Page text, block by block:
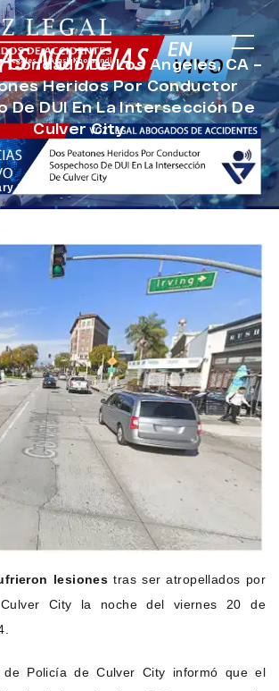
De Los Angeles, CA –
Heridos Por Conductor
De DUI En La Intersección De
Culver City
17, 2025
lesiones tras ser atropellados por
City la noche del viernes 20 de
de Policía de Culver City informó que el